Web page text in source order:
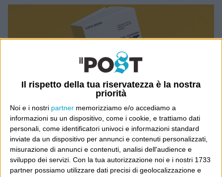
Il rispetto della tua riservatezza è la nostra
priorità
Noi e i nostri partner memorizziamo e/o accediamo a
informazioni su un dispositivo, come i cookie, e trattiamo dati
personali, come identificatori univoci e informazioni standard
inviate da un dispositivo per annunci e contenuti personalizzati,
misurazione di annunci e contenuti, analisi dell'audience e
sviluppo dei servizi. Con la tua autorizzazione noi e i nostri 1733
partner possiamo utilizzare dati precisi di geolocalizzazione e